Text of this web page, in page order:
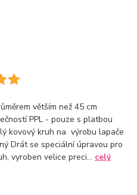
větším než 45 cm
PPL - pouze s platbou
kovový kruh na výrobu lapače
Drát se speciální úpravou pro
vyroben velice preci... celý